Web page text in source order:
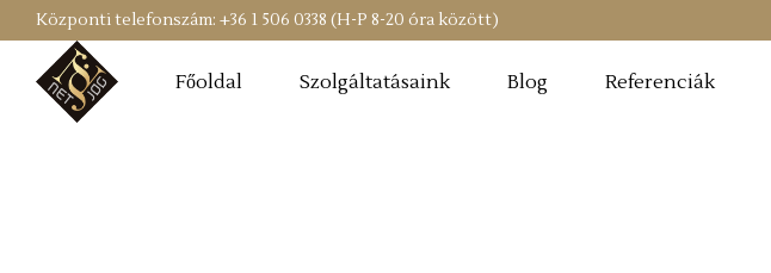
Központi telefonszám: +36 1 506 0338 (H-P 8-20 óra között)
Főoldal Szolgáltatásaink Blog Referenciák